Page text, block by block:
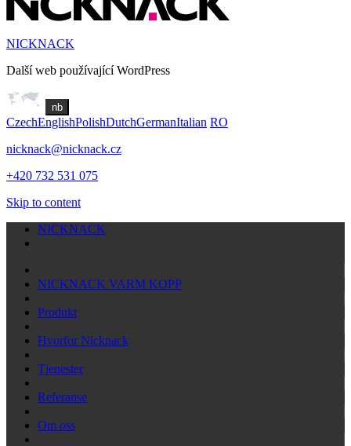
NICKNACK
Další web používající WordPress
nb
CzechEnglishPolishDutchGermanItalian RO
nicknack@nicknack.cz
+420 732 531 075
Skip to content
NICKNACK
NICKNACK VARM KOPP
Produkt
Hvorfor Nicknack
Tjenester
Referanse
Om oss